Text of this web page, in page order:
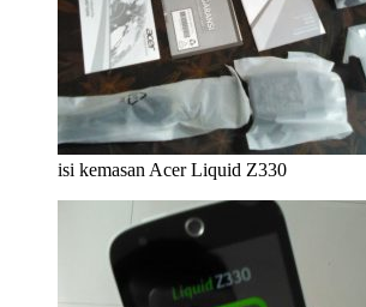
isi kemasan Acer Liquid Z330